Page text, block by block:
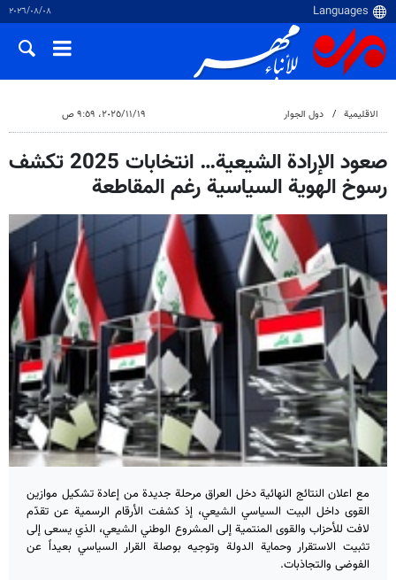
٠٨‏/٠٨‏/٢٠٢٦
الاقلیمیة دول الجوار ١٩‏/١١‏/٢٠٢٥، ٩:٥٩ ص
صعود الإرادة الشيعية… انتخابات 2025 تكشف
رسوخ الهوية السياسية رغم المقاطعة
مع اعلان النتائج النهائية دخل العراق مرحلة جديدة من إعادة تشكيل موازين
القوى داخل البيت السياسي الشيعي، إذ كشفت الأرقام الرسمية عن تقدّم
لافت للأحزاب والقوى المنتمية إلى المشروع الوطني الشيعي، الذي يسعى إلى
تثبيت الاستقرار وحماية الدولة وتوجيه بوصلة القرار السياسي بعيداً عن
الفوضى والتجاذبات.